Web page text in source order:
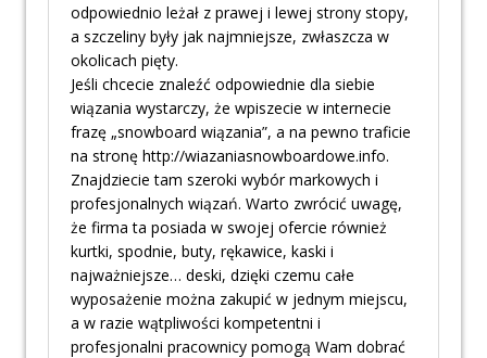
odpowiednio leżał z prawej i lewej strony stopy,
a szczeliny były jak najmniejsze, zwłaszcza w
okolicach pięty.
Jeśli chcecie znaleźć odpowiednie dla siebie
wiązania wystarczy, że wpiszecie w internecie
frazę „snowboard wiązania”, a na pewno traficie
na stronę http://wiazaniasnowboardowe.info.
Znajdziecie tam szeroki wybór markowych i
profesjonalnych wiązań. Warto zwrócić uwagę,
że firma ta posiada w swojej ofercie również
kurtki, spodnie, buty, rękawice, kaski i
najważniejsze… deski, dzięki czemu całe
wyposażenie można zakupić w jednym miejscu,
a w razie wątpliwości kompetentni i
profesjonalni pracownicy pomogą Wam dobrać